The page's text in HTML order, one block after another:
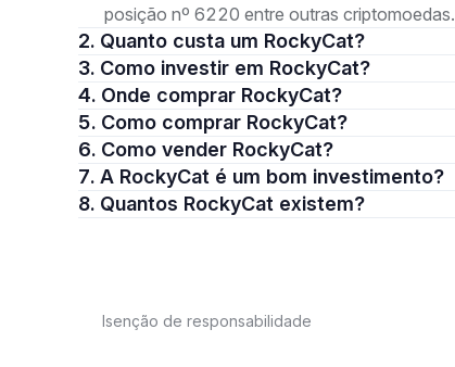
posição nº 6220 entre outras criptomoedas.
2. Quanto custa um RockyCat?
3. Como investir em RockyCat?
4. Onde comprar RockyCat?
5. Como comprar RockyCat?
6. Como vender RockyCat?
7. A RockyCat é um bom investimento?
8. Quantos RockyCat existem?
Isenção de responsabilidade